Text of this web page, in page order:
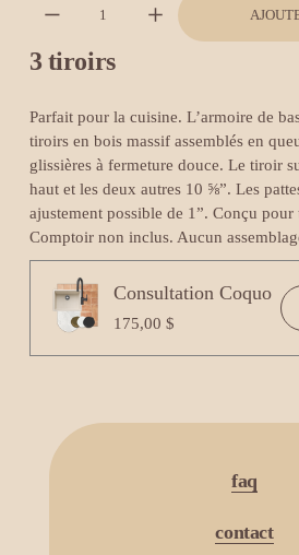
3 tiroirs
Parfait pour la cuisine. L’armoire de
tiroirs en bois massif assemblés en
glissières à fermeture douce. Le tiroir
haut et les deux autres 10 ⅝”. Les
ajustement possible de 1”. Conçu
Comptoir non inclus. Aucun
Consultation Coquo
175,00 $
faq
contact